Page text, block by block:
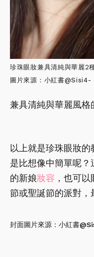
珍珠眼妝兼具清純與華麗2
圖片來源：小紅書@Sisi4-
兼具清純與華麗風格
以上就是珍珠眼妝
是比想像中簡單呢
的新娘妝容 ，也可
節或聖誕節的派對，
封面圖片來源：小紅書